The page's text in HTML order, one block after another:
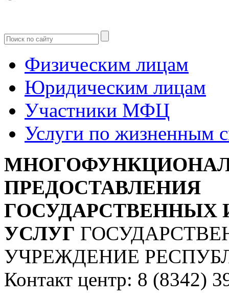
Физическим лицам
Юридическим лицам
Участники МФЦ
Услуги по жизненным
ПРЕДОСТАВЛЕНИЯ
УСЛУГ
УЧРЕЖДЕНИЕ
Контакт центр: 8 (8342)